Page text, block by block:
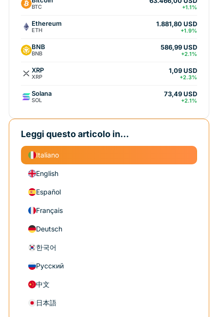
BTC +1.1%
Ethereum
ETH
1.881,80 USD
+1.9%
BNB
BNB
586,99 USD
+2.1%
XRP
XRP
1,09 USD
+2.3%
Solana
SOL
73,49 USD
+2.1%
Leggi questo articolo in...
Italiano
English
Español
Français
Deutsch
한국어
Русский
中文
日本語